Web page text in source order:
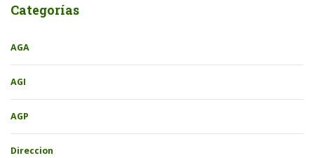
Categorías
AGA
AGI
AGP
Direccion